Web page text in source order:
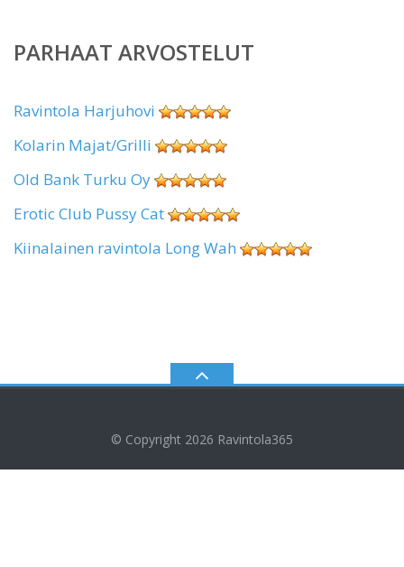
PARHAAT ARVOSTELUT
Ravintola Harjuhovi
Kolarin Majat/Grilli
Old Bank Turku Oy
Erotic Club Pussy Cat
Kiinalainen ravintola Long Wah
© Copyright 2026 Ravintola365